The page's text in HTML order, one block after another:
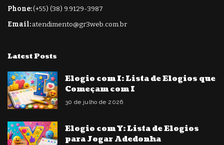
Phone:(+55) (38) 9.9129-3987
Email:atendimento@gr3web.com.br
Latest Posts
Elogio com I: Lista de Elogios que
Começam com I
30 de julho de 2026
Elogio com Y: Lista de Elogios
para Jogar Adedonha